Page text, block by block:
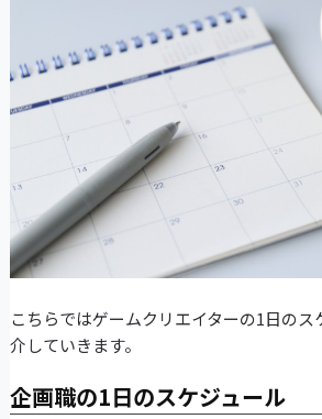
こちらではゲームクリエイターの1日のス
介していきます。
企画職の1日のスケジュール